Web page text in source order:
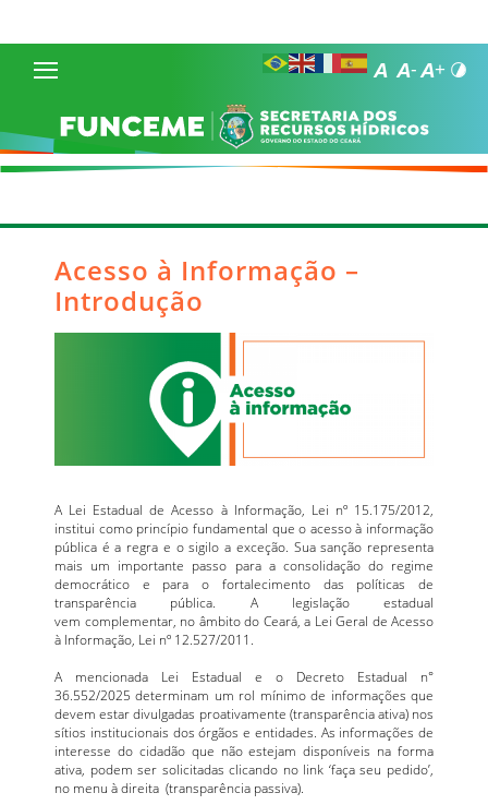
Acesso à Informação –
Introdução
A Lei Estadual de Acesso à Informação, Lei nº 15.175/2012,
institui como princípio fundamental que o acesso à informação
pública é a regra e o sigilo a exceção. Sua sanção representa
mais um importante passo para a consolidação do regime
democrático e para o fortalecimento das políticas de
transparência pública. A legislação estadual
vem complementar, no âmbito do Ceará, a Lei Geral de Acesso
à Informação, Lei nº 12.527/2011.
A mencionada Lei Estadual e o Decreto Estadual n°
36.552/2025 determinam um rol mínimo de informações que
devem estar divulgadas proativamente (transparência ativa) nos
sítios institucionais dos órgãos e entidades. As informações de
interesse do cidadão que não estejam disponíveis na forma
ativa, podem ser solicitadas clicando no link ‘faça seu pedido’,
no menu à direita (transparência passiva).